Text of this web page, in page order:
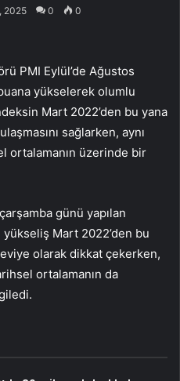
2025 0 0
PMI Eylül’de Ağustos
yükselerek olumlu
Mart 2022’den bu yana
sağlarken, aynı
ortalamanın üzerinde bir
günü yapılan
Mart 2022’den bu
olarak dikkat çekerken,
ortalamanın da